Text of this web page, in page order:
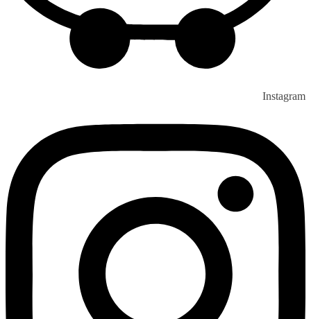
Instagram